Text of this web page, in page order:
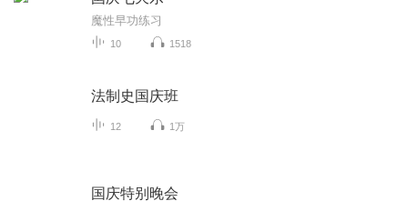
魔性早功练习
10 1518
法制史国庆班
12 1万
国庆特别晚会